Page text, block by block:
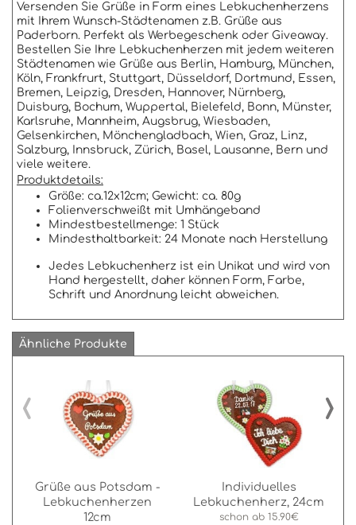
Versenden Sie Grüße in Form eines Lebkuchenherzens
mit Ihrem Wunsch-Städtenamen z.B. Grüße aus
Paderborn. Perfekt als Werbegeschenk oder Giveaway.
Bestellen Sie Ihre Lebkuchenherzen mit jedem weiteren
Städtenamen wie Grüße aus Berlin, Hamburg, München,
Köln, Frankfrurt, Stuttgart, Düsseldorf, Dortmund, Essen,
Bremen, Leipzig, Dresden, Hannover, Nürnberg,
Duisburg, Bochum, Wuppertal, Bielefeld, Bonn, Münster,
Karlsruhe, Mannheim, Augsbrug, Wiesbaden,
Gelsenkirchen, Mönchengladbach, Wien, Graz, Linz,
Salzburg, Innsbruck, Zürich, Basel, Lausanne, Bern und
viele weitere.
Produktdetails:
Größe: ca.12x12cm; Gewicht: ca. 80g
Folienverschweißt mit Umhängeband
Mindestbestellmenge: 1 Stück
Mindesthaltbarkeit: 24 Monate nach Herstellung
Jedes Lebkuchenherz ist ein Unikat und wird von
Hand hergestellt, daher können Form, Farbe,
Schrift und Anordnung leicht abweichen.
Ähnliche Produkte
Grüße aus Potsdam -
Lebkuchenherzen
12cm
Individuelles
Lebkuchenherz, 24cm
schon ab 15.90€
‹ ›